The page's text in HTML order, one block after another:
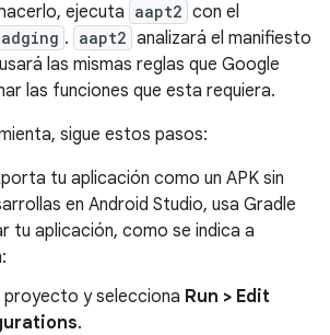
ejecuta aapt2 con el
. aapt2 analizará el manifiesto
las mismas reglas que Google
las funciones que esta requiera.
sigue estos pasos:
tu aplicación como un APK sin
en Android Studio, usa Gradle
tu aplicación, como se indica a
proyecto y selecciona Run > Edit
.